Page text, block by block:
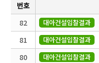
번호
82
대아건설입찰결과
81
대아건설입찰결과
80
대아건설입찰결과